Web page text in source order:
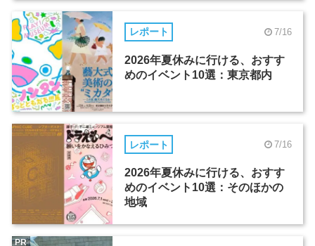
レポート 7/16
2026年夏休みに行ける、おすす
めのイベント10選：東京都内
レポート 7/16
2026年夏休みに行ける、おすす
めのイベント10選：そのほかの
地域
PR